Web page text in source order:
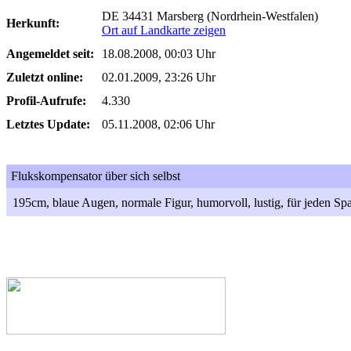
Herkunft:
DE 34431 Marsberg (Nordrhein-Westfalen)
Ort auf Landkarte zeigen
Angemeldet seit:
18.08.2008, 00:03 Uhr
Zuletzt online:
02.01.2009, 23:26 Uhr
Profil-Aufrufe:
4.330
Letztes Update:
05.11.2008, 02:06 Uhr
Flukskompensator über sich selbst
195cm, blaue Augen, normale Figur, humorvoll, lustig, für jeden